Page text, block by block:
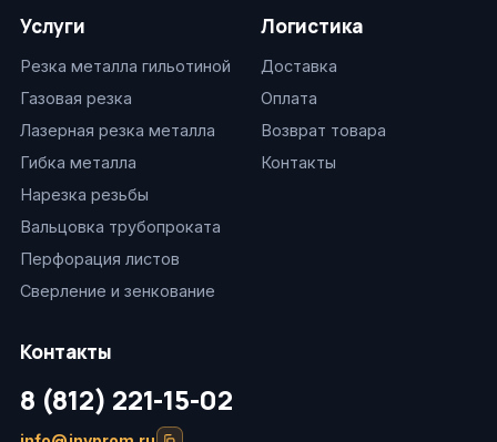
Услуги
Резка металла гильотиной
Газовая резка
Лазерная резка металла
Гибка металла
Нарезка резьбы
Вальцовка трубопроката
Перфорация листов
Сверление и зенкование
Логистика
Доставка
Оплата
Возврат товара
Контакты
Контакты
8 (812) 221-15-02